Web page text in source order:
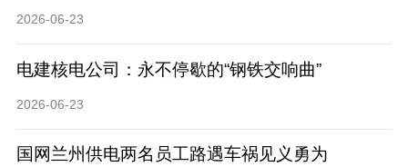
2026-06-23
电建核电公司：永不停歇的“钢铁交响曲”
2026-06-23
国网兰州供电两名员工路遇车祸见义勇为